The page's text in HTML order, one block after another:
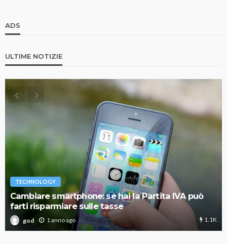
ADS
ULTIME NOTIZIE
TECHNOLOGY
Cambiare smartphone: se hai la Partita IVA può
farti risparmiare sulle tasse
god 1 anno ago 1.1K